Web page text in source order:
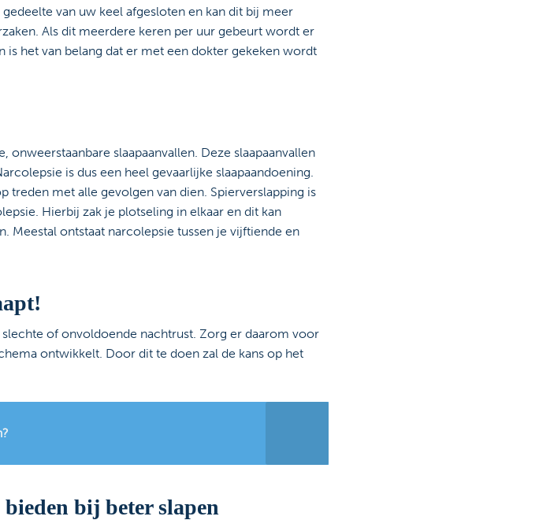
van uw keel afgesloten en kan dit bij meer
Als dit meerdere keren per uur gebeurt wordt er
is het van belang dat er met een dokter gekeken wordt
slaapaanvallen. Deze slaapaanvallen
is dus een heel gevaarlijke slaapaandoening.
treden met alle gevolgen van dien. Spierverslapping is
Hierbij zak je plotseling in elkaar en dit kan
Meestal ontstaat narcolepsie tussen je vijftiende en
of onvoldoende nachtrust. Zorg er daarom voor
ontwikkelt. Door dit te doen zal de kans op het
bij beter slapen